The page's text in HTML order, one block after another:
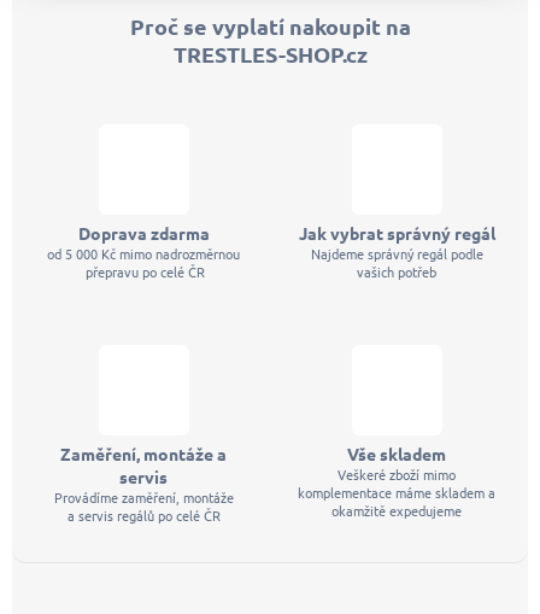
Proč se vyplatí nakoupit na
TRESTLES-SHOP.cz
Doprava zdarma
od 5 000 Kč mimo nadrozměrnou
přepravu po celé ČR
Jak vybrat správný regál
Najdeme správný regál podle
vašich potřeb
Zaměření, montáže a
servis
Provádíme zaměření, montáže
a servis regálů po celé ČR
Vše skladem
Veškeré zboží mimo
komplementace máme skladem a
okamžitě expedujeme